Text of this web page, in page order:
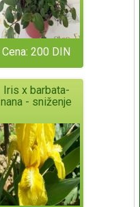
Cena: 200 DIN
Iris x barbata-
nana - sniženje